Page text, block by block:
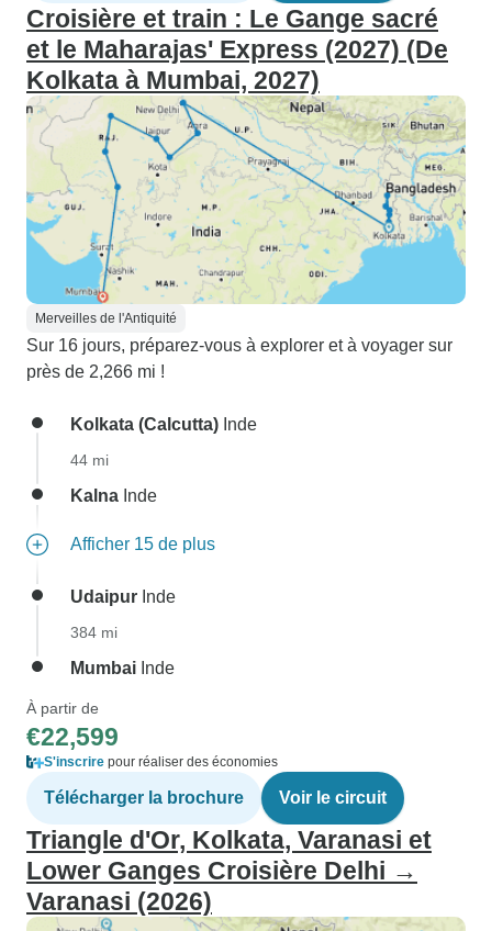
Croisière et train : Le Gange sacré
et le Maharajas' Express (2027) (De
Kolkata à Mumbai, 2027)
Merveilles de l'Antiquité
Sur 16 jours, préparez-vous à explorer et à voyager sur
près de 2,266 mi !
Kolkata (Calcutta) Inde
44 mi
Kalna Inde
Afficher 15 de plus
Udaipur Inde
384 mi
Mumbai Inde
À partir de
€22,599
S'inscrire pour réaliser des économies
Télécharger la brochure Voir le circuit
Triangle d'Or, Kolkata, Varanasi et
Lower Ganges Croisière Delhi →
Varanasi (2026)